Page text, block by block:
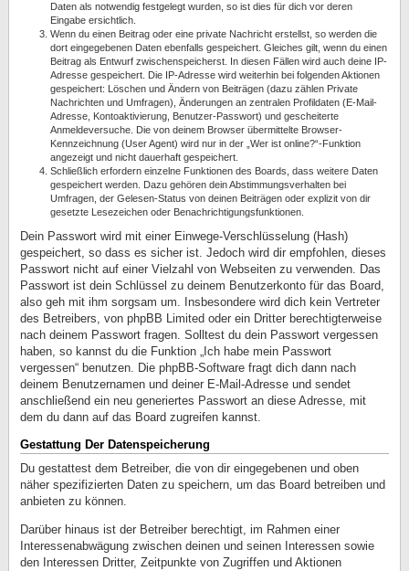
Daten als notwendig festgelegt wurden, so ist dies für dich vor deren
Eingabe ersichtlich.
Wenn du einen Beitrag oder eine private Nachricht erstellst, so werden die
dort eingegebenen Daten ebenfalls gespeichert. Gleiches gilt, wenn du einen
Beitrag als Entwurf zwischenspeicherst. In diesen Fällen wird auch deine IP-
Adresse gespeichert. Die IP-Adresse wird weiterhin bei folgenden Aktionen
gespeichert: Löschen und Ändern von Beiträgen (dazu zählen Private
Nachrichten und Umfragen), Änderungen an zentralen Profildaten (E-Mail-
Adresse, Kontoaktivierung, Benutzer-Passwort) und gescheiterte
Anmeldeversuche. Die von deinem Browser übermittelte Browser-
Kennzeichnung (User Agent) wird nur in der „Wer ist online?“-Funktion
angezeigt und nicht dauerhaft gespeichert.
Schließlich erfordern einzelne Funktionen des Boards, dass weitere Daten
gespeichert werden. Dazu gehören dein Abstimmungsverhalten bei
Umfragen, der Gelesen-Status von deinen Beiträgen oder explizit von dir
gesetzte Lesezeichen oder Benachrichtigungsfunktionen.
Dein Passwort wird mit einer Einwege-Verschlüsselung (Hash)
gespeichert, so dass es sicher ist. Jedoch wird dir empfohlen, dieses
Passwort nicht auf einer Vielzahl von Webseiten zu verwenden. Das
Passwort ist dein Schlüssel zu deinem Benutzerkonto für das Board,
also geh mit ihm sorgsam um. Insbesondere wird dich kein Vertreter
des Betreibers, von phpBB Limited oder ein Dritter berechtigterweise
nach deinem Passwort fragen. Solltest du dein Passwort vergessen
haben, so kannst du die Funktion „Ich habe mein Passwort
vergessen“ benutzen. Die phpBB-Software fragt dich dann nach
deinem Benutzernamen und deiner E-Mail-Adresse und sendet
anschließend ein neu generiertes Passwort an diese Adresse, mit
dem du dann auf das Board zugreifen kannst.
Gestattung Der Datenspeicherung
Du gestattest dem Betreiber, die von dir eingegebenen und oben
näher spezifizierten Daten zu speichern, um das Board betreiben und
anbieten zu können.
Darüber hinaus ist der Betreiber berechtigt, im Rahmen einer
Interessenabwägung zwischen deinen und seinen Interessen sowie
den Interessen Dritter, Zeitpunkte von Zugriffen und Aktionen